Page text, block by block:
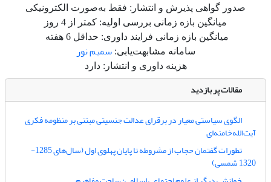
صدور گواهی پذیرش و انتشار: فقط به‌صورت الکترونیکی
میانگین بازه زمانی بررسی اولیه: کمتر از 4 روز
میانگین بازه زمانی فرایند داوری: حداقل 6 هفته
سامانه مشابهت‌یابی:سمیم نور
هزینه داوری و انتشار: دارد
مقالات پر بازدید
الگوی سیاستی معیار در برقرای عدالت جنسیتی مبتنی بر منظومه فکری
آیت‌الله‌خامنه‌ای
تطورات گفتمان حجاب از مشروطه تا پایان پهلوی اول (سال‌های 1285-
1320 شمسی)